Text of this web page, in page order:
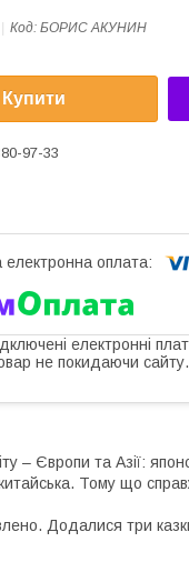
Код: БОРИС АКУНИН
Купити
97-33
електронні
не покидаючи сайту.
Європи та Азії:
Тому що
Додалися три